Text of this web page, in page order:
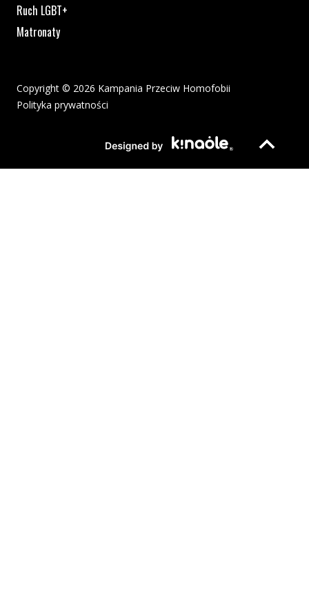
Ruch LGBT+
Matronaty
Copyright © 2026 Kampania Przeciw Homofobii
Polityka prywatności
Strona otwiera